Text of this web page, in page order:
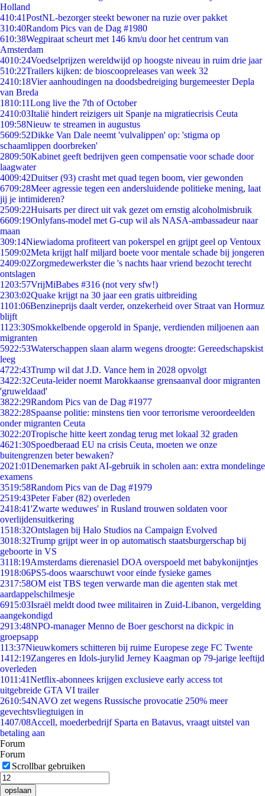
Holland
410:41PostNL-bezorger steekt bewoner na ruzie over pakket
310:40Random Pics van de Dag #1980
610:38Wegpiraat scheurt met 146 km/u door het centrum van
Amsterdam
4010:24Voedselprijzen wereldwijd op hoogste niveau in ruim drie jaar
510:22Trailers kijken: de bioscoopreleases van week 32
2410:18Vier aanhoudingen na doodsbedreiging burgemeester Depla
van Breda
1810:11Long live the 7th of October
2410:03Italië hindert reizigers uit Spanje na migratiecrisis Ceuta
109:58Nieuw te streamen in augustus
5609:52Dikke Van Dale neemt 'vulvalippen' op: 'stigma op
schaamlippen doorbreken'
2809:50Kabinet geeft bedrijven geen compensatie voor schade door
laagwater
4009:42Duitser (93) crasht met quad tegen boom, vier gewonden
6709:28Meer agressie tegen een andersluidende politieke mening, laat
jij je intimideren?
2509:22Huisarts per direct uit vak gezet om ernstig alcoholmisbruik
6609:19Onlyfans-model met G-cup wil als NASA-ambassadeur naar
maan
309:14Niewiadoma profiteert van pokerspel en grijpt geel op Ventoux
1509:02Meta krijgt half miljard boete voor mentale schade bij jongeren
2409:02Zorgmedewerkster die 's nachts haar vriend bezocht terecht
ontslagen
1203:57VrijMiBabes #316 (not very sfw!)
2303:02Quake krijgt na 30 jaar een gratis uitbreiding
1101:06Benzineprijs daalt verder, onzekerheid over Straat van Hormuz
blijft
11 23:30Smokkelbende opgerold in Spanje, verdienden miljoenen aan
migranten
5922:53Waterschappen slaan alarm wegens droogte: Gereedschapskist
leeg
4722:43Trump wil dat J.D. Vance hem in 2028 opvolgt
3422:32Ceuta-leider noemt Marokkaanse grensaanval door migranten
'gruweldaad'
3822:29Random Pics van de Dag #1977
3822:28Spaanse politie: minstens tien voor terrorisme veroordeelden
onder migranten Ceuta
3022:20Tropische hitte keert zondag terug met lokaal 32 graden
4621:30Spoedberaad EU na crisis Ceuta, moeten we onze
buitengrenzen beter bewaken?
2021:01Denemarken pakt AI-gebruik in scholen aan: extra mondelinge
examens
3519:58Random Pics van de Dag #1979
2519:43Peter Faber (82) overleden
2418:41'Zwarte weduwes' in Rusland trouwen soldaten voor
overlijdensuitkering
1518:32Ontslagen bij Halo Studios na Campaign Evolved
3018:32Trump grijpt weer in op automatisch staatsburgerschap bij
geboorte in VS
3118:19Amsterdams dierenasiel DOA overspoeld met babykonijntjes
1918:06PS5-doos waarschuwt voor einde fysieke games
2317:58OM eist TBS tegen verwarde man die agenten stak met
aardappelschilmesje
6915:03Israël meldt dood twee militairen in Zuid-Libanon, vergelding
aangekondigd
2913:48NPO-manager Menno de Boer geschorst na dickpic in
groepsapp
113:37Nieuwkomers schitteren bij ruime Europese zege FC Twente
1412:19Zangeres en Idols-jurylid Jerney Kaagman op 79-jarige leeftijd
overleden
1011:41Netflix-abonnees krijgen exclusieve early access tot
uitgebreide GTA VI trailer
2610:54NAVO zet wegens Russische provocatie 250% meer
gevechtsvliegtuigen in
1407/08Accell, moederbedrijf Sparta en Batavus, vraagt uitstel van
betaling aan
Forum
Forum
Scrollbar gebruiken
opslaan